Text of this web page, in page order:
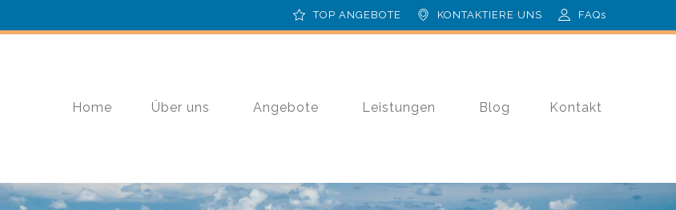
FAQs
KONTAKTIERE UNS
TOP ANGEBOTE
Home Über uns Angebote Leistungen Blog Kontakt